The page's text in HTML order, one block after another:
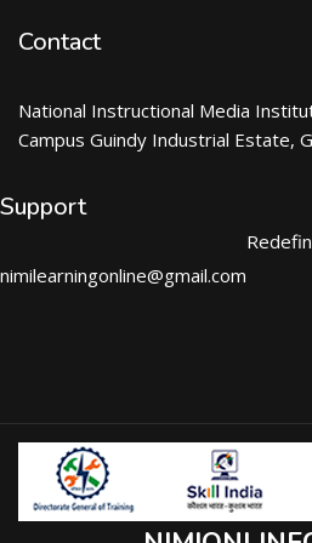
Contact
National Instructional Media
Campus Guindy Industrial Estate,
Support
nimilearningonline@gmail.com